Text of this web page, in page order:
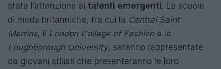
stata l’attenzione ai talenti emergenti. Le scuole
di moda britanniche, tra cui la Central Saint
Martins, il London College of Fashion e la
Loughborough University, saranno rappresentate
da giovani stilisti che presenteranno le loro